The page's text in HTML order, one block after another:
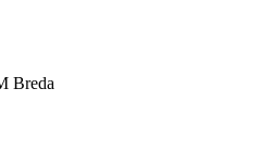
Breda